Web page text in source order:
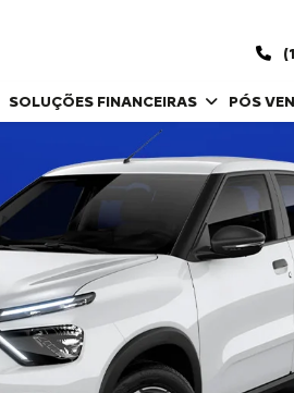
SOLUÇÕES FINANCEIRAS PÓS